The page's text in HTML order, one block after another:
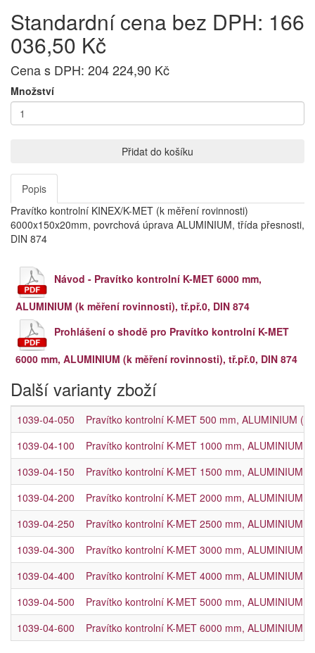
Standardní cena bez DPH: 166
036,50 Kč
Cena s DPH: 204 224,90 Kč
Množství
Přidat do košíku
Popis
Pravítko kontrolní KINEX/K-MET (k měření rovinnosti)
6000x150x20mm, povrchová úprava ALUMINIUM, třída přesnosti,
DIN 874
Návod - Pravítko kontrolní K-MET 6000 mm,
ALUMINIUM (k měření rovinnosti), tř.př.0, DIN 874
Prohlášení o shodě pro Pravítko kontrolní K-MET
6000 mm, ALUMINIUM (k měření rovinnosti), tř.př.0, DIN 874
Další varianty zboží
1039-04-050
Pravítko kontrolní K-MET 500 mm, ALUMINIUM
1039-04-100
Pravítko kontrolní K-MET 1000 mm, ALUMINIUM
1039-04-150
Pravítko kontrolní K-MET 1500 mm, ALUMINIUM
1039-04-200
Pravítko kontrolní K-MET 2000 mm, ALUMINIUM
1039-04-250
Pravítko kontrolní K-MET 2500 mm, ALUMINIUM
1039-04-300
Pravítko kontrolní K-MET 3000 mm, ALUMINIUM
1039-04-400
Pravítko kontrolní K-MET 4000 mm, ALUMINIUM
1039-04-500
Pravítko kontrolní K-MET 5000 mm, ALUMINIUM
1039-04-600
Pravítko kontrolní K-MET 6000 mm, ALUMINIUM